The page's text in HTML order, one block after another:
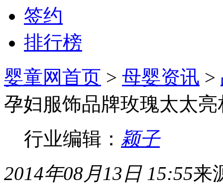
签约
排行榜
婴童网首页 > 母婴资讯 >
孕妇服饰品牌玫瑰太太
行业编辑： 颖子
2014年08月13日 15:55来